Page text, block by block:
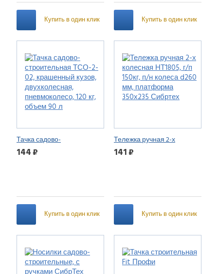
Купить в один клик Купить в один клик
Тачка садово-
строительная ТСО-2-02,
144 ₽
Купить в один клик
Тележка ручная 2-х
колесная НТ1805, г/п 150кг,
141 ₽
Купить в один клик